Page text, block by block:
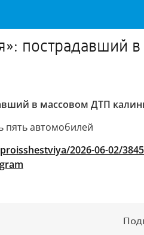
пострадавший
в массовом ДТП
пять автомобилей
2026-06-02/